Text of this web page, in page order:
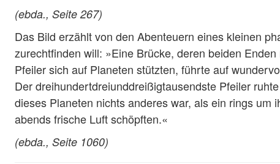
(ebda., Seite 267)
Das Bild erzählt von den Abenteuern eines kleinen
zurechtfinden will: »Eine Brücke, deren beiden
Pfeiler sich auf Planeten stützten, führte auf
Der dreihundertdreiunddreißigtausendste Pfeiler
dieses Planeten nichts anderes war, als ein rings
abends frische Luft schöpften.«
(ebda., Seite 1060)